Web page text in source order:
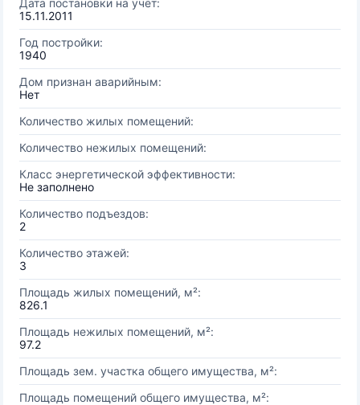
Дата постановки на учёт:
15.11.2011
Год постройки:
1940
Дом признан аварийным:
Нет
Количество жилых помещений:
Количество нежилых помещений:
Класс энергетической эффективности:
Не заполнено
Количество подъездов:
2
Количество этажей:
3
Площадь жилых помещений, м²:
826.1
Площадь нежилых помещений, м²:
97.2
Площадь зем. участка общего имущества, м²:
Площадь помещений общего имущества, м²: